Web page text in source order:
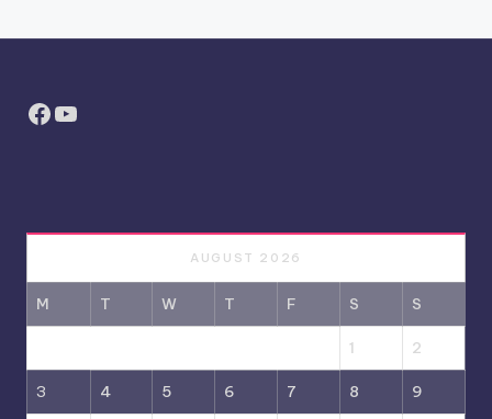
Facebook
YouTube
AUGUST 2026
M T W T F S S
1 2
3 4 5 6 7 8 9